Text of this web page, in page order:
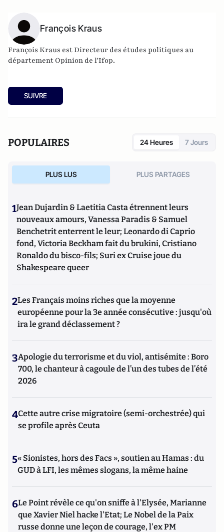
François Kraus
François Kraus estDirecteur des études politiques au
département Opinion de l'Ifop.
SUIVRE
POPULAIRES 24 Heures 7 Jours
PLUS LUS PLUS PARTAGES
1Jean Dujardin & Laetitia Casta étrennent leurs
nouveaux amours, Vanessa Paradis & Samuel
Benchetrit enterrent le leur; Leonardo di Caprio
fond, Victoria Beckham fait du brukini, Cristiano
Ronaldo du bisco-fils; Suri ex Cruise joue du
Shakespeare queer
2Les Français moins riches que la moyenne
européenne pour la 3e année consécutive : jusqu'où
ira le grand déclassement ?
3Apologie du terrorisme et du viol, antisémite : Boro
700, le chanteur à cagoule de l’un des tubes de l’été
2026
4Cette autre crise migratoire (semi-orchestrée) qui
se profile après Ceuta
5« Sionistes, hors des Facs », soutien au Hamas : du
GUD à LFI, les mêmes slogans, la même haine
6Le Point révèle ce qu'on sniffe à l'Elysée, Marianne
que Xavier Niel hacke l'Etat; Le Nobel de la Paix
russe donne une leçon de courage, l'ex PM